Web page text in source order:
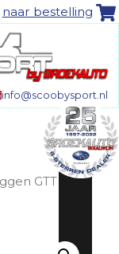
naar bestelling
info@scoobysport.nl
GTT |